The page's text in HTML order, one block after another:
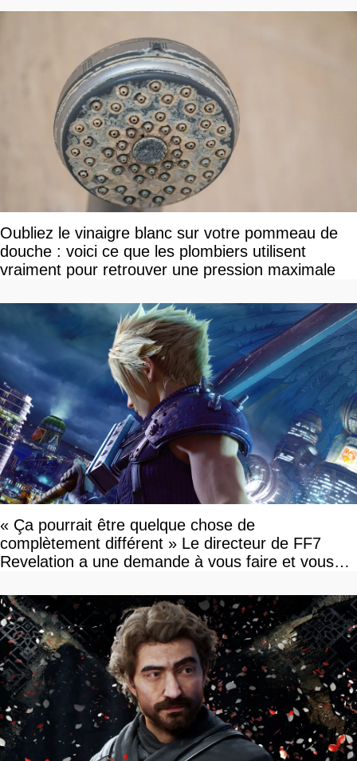
Oubliez le vinaigre blanc sur votre pommeau de
douche : voici ce que les plombiers utilisent
vraiment pour retrouver une pression maximale
« Ça pourrait être quelque chose de
complètement différent » Le directeur de FF7
Revelation a une demande à vous faire et vous